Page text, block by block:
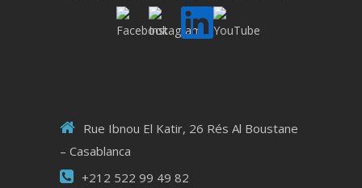
Rue Ibnou El Katir, 26 Rés Al Boustane
– Casablanca
+212 522 99 49 82